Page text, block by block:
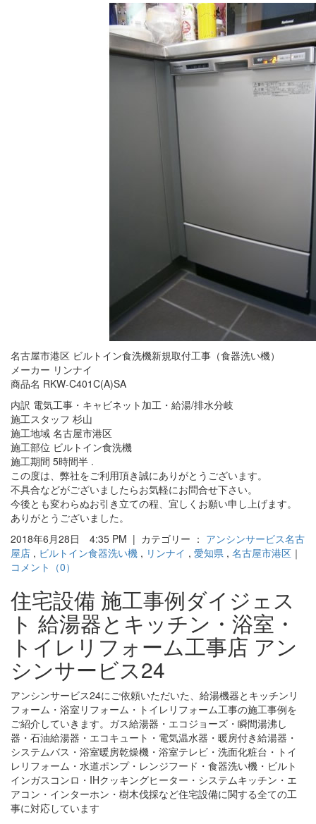
名古屋市港区 ビルトイン食洗機新規取付工事（食器洗い機）
メーカー リンナイ
商品名 RKW-C401C(A)SA
内訳 電気工事・キャビネット加工・給湯/排水分岐
施工スタッフ 杉山
施工地域 名古屋市港区
施工部位 ビルトイン食洗機
施工期間 5時間半 .
この度は、弊社をご利用頂き誠にありがとうございます。
不具合などがございましたらお気軽にお問合せ下さい。
今後とも変わらぬお引き立ての程、宜しくお願い申し上げます。
ありがとうございました。
2018年6月28日 4:35 PM | カテゴリー ： アンシンサービス名古
屋店 , ビルトイン食器洗い機 , リンナイ , 愛知県 , 名古屋市港区 ｜
コメント（0）
住宅設備 施工事例ダイジェス
ト 給湯器とキッチン・浴室・
トイレリフォーム工事店 アン
シンサービス24
アンシンサービス24にご依頼いただいた、給湯機器とキッチンリ
フォーム・浴室リフォーム・トイレリフォーム工事の施工事例を
ご紹介していきます。ガス給湯器・エコジョーズ・瞬間湯沸し
器・石油給湯器・エコキュート・電気温水器・暖房付き給湯器・
システムバス・浴室暖房乾燥機・浴室テレビ・洗面化粧台・トイ
レリフォーム・水道ポンプ・レンジフード・食器洗い機・ビルト
インガスコンロ・IHクッキングヒーター・システムキッチン・エ
アコン・インターホン・樹木伐採など住宅設備に関する全ての工
事に対応しています